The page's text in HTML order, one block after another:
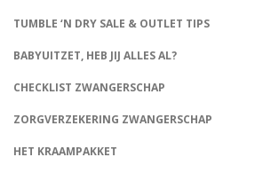
TUMBLE ‘N DRY SALE & OUTLET TIPS
BABYUITZET, HEB JIJ ALLES AL?
CHECKLIST ZWANGERSCHAP
ZORGVERZEKERING ZWANGERSCHAP
HET KRAAMPAKKET